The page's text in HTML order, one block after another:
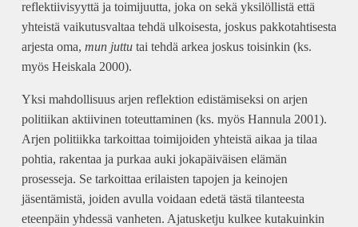
reflektiivisyyttä ja toimijuutta, joka on sekä yksilöllistä että
yhteistä vaikutusvaltaa tehdä ulkoisesta, joskus pakkotahtisesta
arjesta oma, mun juttutai tehdä arkea joskus toisinkin (ks.
myös Heiskala 2000).
Yksi mahdollisuus arjen reflektion edistämiseksi on arjen
politiikan aktiivinen toteuttaminen (ks. myös Hannula 2001).
Arjen politiikka tarkoittaa toimijoiden yhteistä aikaa ja tilaa
pohtia, rakentaa ja purkaa auki jokapäiväisen elämän
prosesseja. Se tarkoittaa erilaisten tapojen ja keinojen
jäsentämistä, joiden avulla voidaan edetä tästä tilanteesta
eteenpäin yhdessä vanheten. Ajatusketju kulkee kutakuinkin